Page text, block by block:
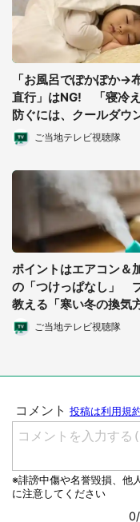
「お風呂でぽかぽか→
直行」はNG! 「寝冷
防ぐには、クールダウ
要ですご当地テレビ視聴隊
ポイントはエアコン＆
の「つけっぱなし」
教える「寒い冬の換気
ご当地テレビ視聴隊